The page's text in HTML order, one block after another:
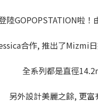
陸GOPOPSTATION啦
合作, 推出了Mizmi
全系列都是直徑
另外設計美麗之餘, 更